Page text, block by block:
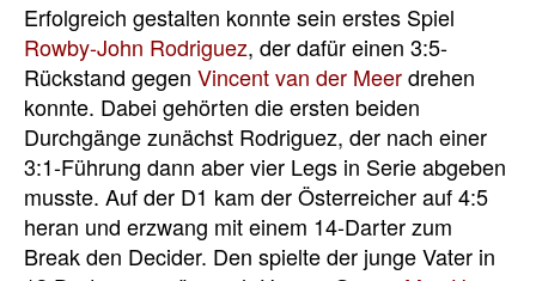
Erfolgreich gestalten konnte sein erstes Spiel
Rowby-John Rodriguez, der dafür einen 3:5-
Rückstand gegen Vincent van der Meerdrehen
konnte. Dabei gehörten die ersten beiden
Durchgänge zunächst Rodriguez, der nach einer
3:1-Führung dann aber vier Legs in Serie abgeben
musste. Auf der D1 kam der Österreicher auf 4:5
heran und erzwang mit einem 14-Darter zum
Break den Decider. Den spielte der junge Vater in